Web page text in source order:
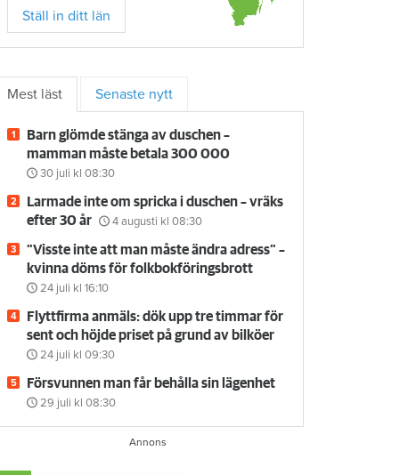
Ställ in ditt län
Mest läst Senaste nytt
Barn glömde stänga av duschen –
mamman måste betala 300 000
30 juli kl 08:30
Larmade inte om spricka i duschen – vräks
efter 30 år
4 augusti kl 08:30
”Visste inte att man måste ändra adress” –
kvinna döms för folkbokföringsbrott
24 juli kl 16:10
Flyttfirma anmäls: dök upp tre timmar för
sent och höjde priset på grund av bilköer
24 juli kl 09:30
Försvunnen man får behålla sin lägenhet
29 juli kl 08:30